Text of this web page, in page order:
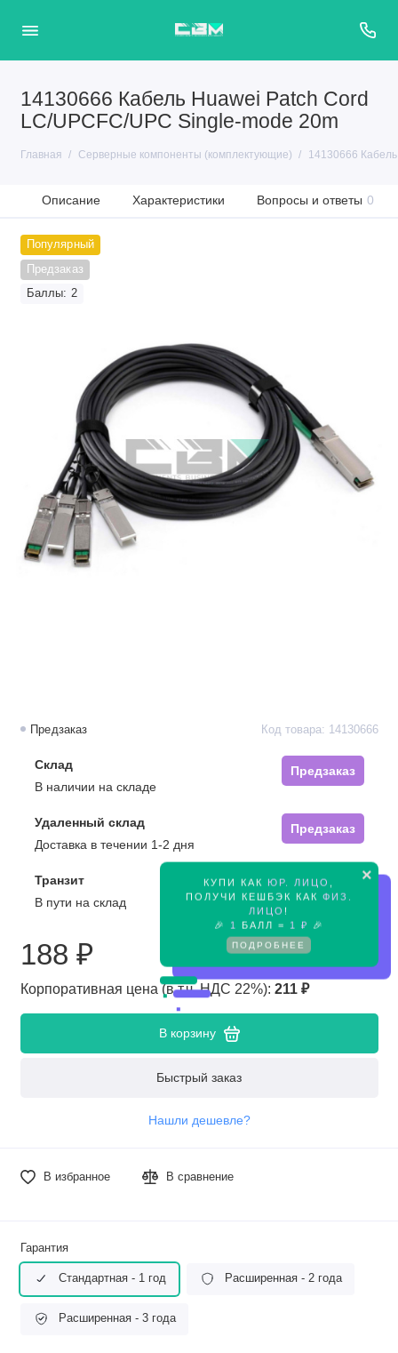
14130666 Кабель Huawei Patch Cord
LC/UPCFC/UPC Single-mode 20m
Главная Серверные компоненты (комплектующие) 14130666
Описание Характеристики Вопросы и ответы 0
Популярный
Предзаказ
Баллы: 2
×
КУПИ КАК ЮР. ЛИЦО
ПОЛУЧИ КЕШБЭК КАК ФИЗ.
ЛИЦО !
🎉 1 БАЛЛ = 1 ₽ 🎉
ПОДРОБНЕЕ
Предзаказ Код товара: 14130666
Склад
Предзаказ
В наличии на складе
Удаленный склад
Предзаказ
Доставка в течении 1-2 дня
Транзит
Предзаказ
В пути на склад
188 ₽
Корпоративная цена (в т.ч. НДС 22%): 211 ₽
В корзину
Быстрый заказ
Нашли дешевле?
В избранное В сравнение
Гарантия
Стандартная - 1 год Расширенная - 2 года
Расширенная - 3 года